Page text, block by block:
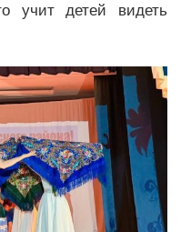
учит детей видеть